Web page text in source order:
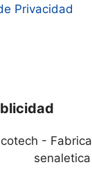
Privacidad